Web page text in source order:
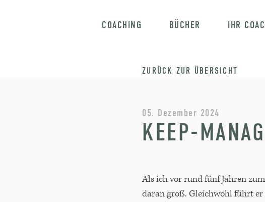
COACHING BÜCHER IHR
ZURÜCK ZUR ÜBERSICHT
05. Dezember 2024
KEEP-
Als ich vor rund fünf Jahren
daran groß. Gleichwohl führt er